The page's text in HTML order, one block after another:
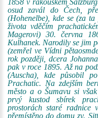
1858 v rakouském
osud zavál do Čech,
(Hohenelbe), kde se (za
života vděčím
Magerovi) 30. června
Kulhanek. Narodily se jim
(zemřel ve Vídni
rok později, dcera
pak v roce 1895. Až na
(Auscha), kde působil
Prachatic. Na zdejším
město a o Šumavu si
prvý kustod sbírek
prostorách staré
přemístěno do domu zv.